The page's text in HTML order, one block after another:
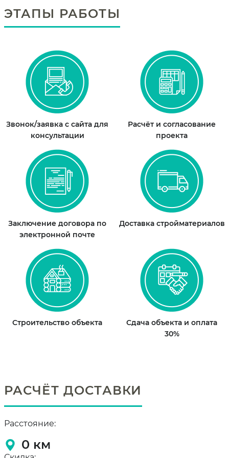
ЭТАПЫ РАБОТЫ
Звонок/заявка с сайта для
консультации
Расчёт и согласование
проекта
Заключение договора по
электронной почте
Доставка стройматериалов
Строительство объекта
Сдача объекта и оплата
30%
РАСЧЁТ ДОСТАВКИ
Расстояние:
0 км